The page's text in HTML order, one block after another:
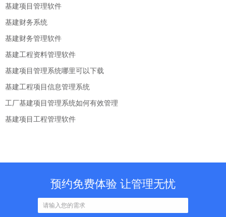
基建项目管理软件
基建财务系统
基建财务管理软件
基建工程资料管理软件
基建项目管理系统哪里可以下载
基建工程项目信息管理系统
工厂基建项目管理系统如何有效管理
基建项目工程管理软件
预约免费体验 让管理无忧